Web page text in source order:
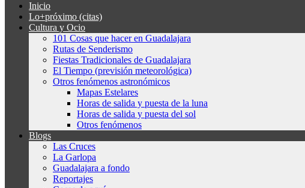
Inicio
Lo+próximo (citas)
Cultura y Ocio
101 Cosas que hacer en Guadalajara
Rutas de Senderismo
Fiestas Tradicionales de Guadalajara
El Tiempo (previsión meteorológica)
Otros fenómenos astronómicos
Mapas Estelares
Horas de salida y puesta de la luna
Horas de salida y puesta del sol
Otros fenómenos
Blogs
Las Cruces
La Garlopa
Guadalajara a fondo
Reportajes